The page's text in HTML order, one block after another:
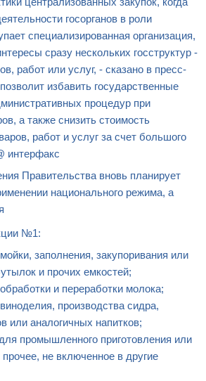
госорганов в роли
специализированная организация,
сразу нескольких госструктур -
работ или услуг, - сказано в пресс-
избавить государственные
процедур при
а также снизить стоимость
работ и услуг за счет большого
интерфакс
Правительства вновь планирует
национального режима, а
№1:
заполнения, закупоривания или
и прочих емкостей;
и переработки молока;
производства сидра,
или аналогичных напитков;
промышленного приготовления или
не включенное в другие